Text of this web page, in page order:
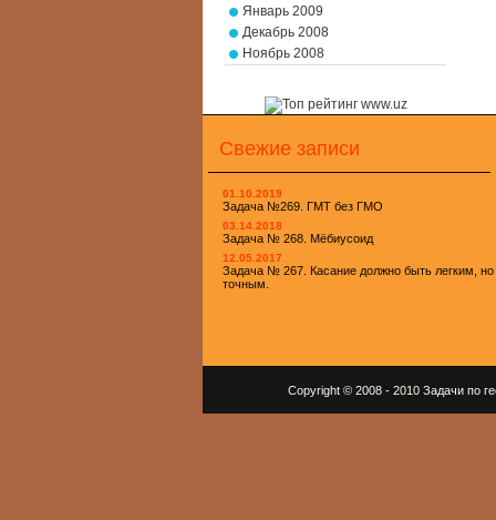
Январь 2009
Декабрь 2008
Ноябрь 2008
Свежие записи
01.10.2019
Задача №269. ГМТ без ГМО
03.14.2018
Задача № 268. Мёбиусоид
12.05.2017
Задача № 267. Касание должно быть легким, но
точным.
Copyright © 2008 - 2010 Задачи по